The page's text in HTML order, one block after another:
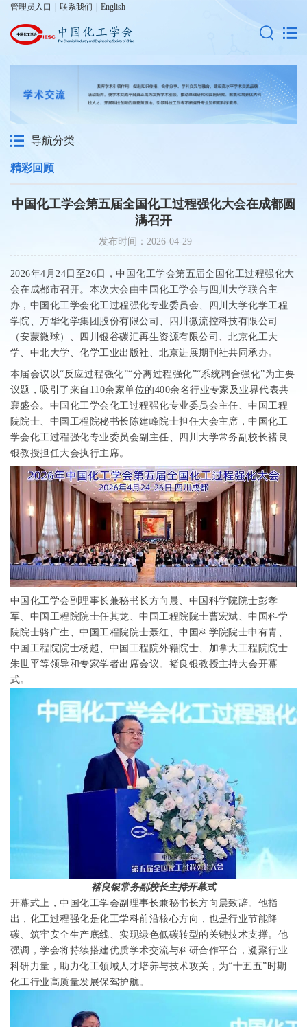
管理员入口 联系我们 English
导航分类
精彩回顾
中国化工学会第五届全国化工过程强化大会在成都圆
满召开
发布时间：2026-04-29
2026年4 月24 日至26 日，中国化工学会第五届全国化工过程强化大
会在成都市召开。本次大会由中国化工学会与四川大学联合主
办，中国化工学会化工过程强化专业委员会、四川大学化学工程
学院、万华化学集团股份有限公司、四川微流控科技有限公司
（安蒙微球）、四川银谷碳汇再生资源有限公司、北京化工大
学、中北大学、化学工业出版社、北京进展期刊社共同承办。
本届会议以“反应过程强化”“分离过程强化”“系统耦合强化”为主要
议题，吸引了来自 110余家单位的400余名行业专家及业界代表共
襄盛会。中国化工学会化工过程强化专业委员会主任、中国工程
院院士、中国工程院秘书长陈建峰院士担任大会主席，中国化工
学会化工过程强化专业委员会副主任、四川大学常务副校长褚良
银教授担任大会执行主席。
中国化工学会副理事长兼秘书长方向晨、中国科学院院士彭孝
军、 中国工程院院士任其龙、中国工程院院士曹宏斌、中国科学
院院士骆广生、中国工程院院士聂红、中国科学院院士申有青、
中国工程院院士杨超、中国工程院外籍院士、加拿大工程院院士
朱世平等领导和专家学者出席会议。褚良银教授主持大会开幕
式。
褚良银常务副校长主持开幕式
开幕式上，中国化工学会副理事长兼秘书长方向晨致辞。他指
出，化工过程强化是化工学科前沿核心方向，也是行业节能降
碳、筑牢安全生产底线、实现绿色低碳转型的关键技术支撑。他
强调，学会将持续搭建优质学术交流与科研合作平台，凝聚行业
科研力量，助力化工领域人才培养与技术攻关，为“十五五”时期
化工行业高质量发展保驾护航。